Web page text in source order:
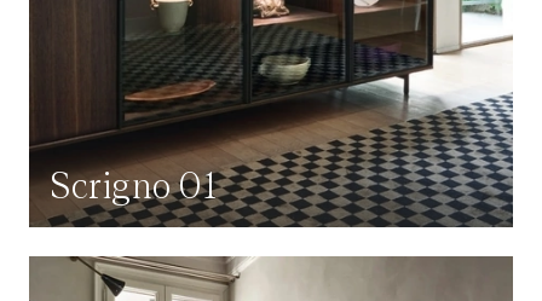
Scrigno 01